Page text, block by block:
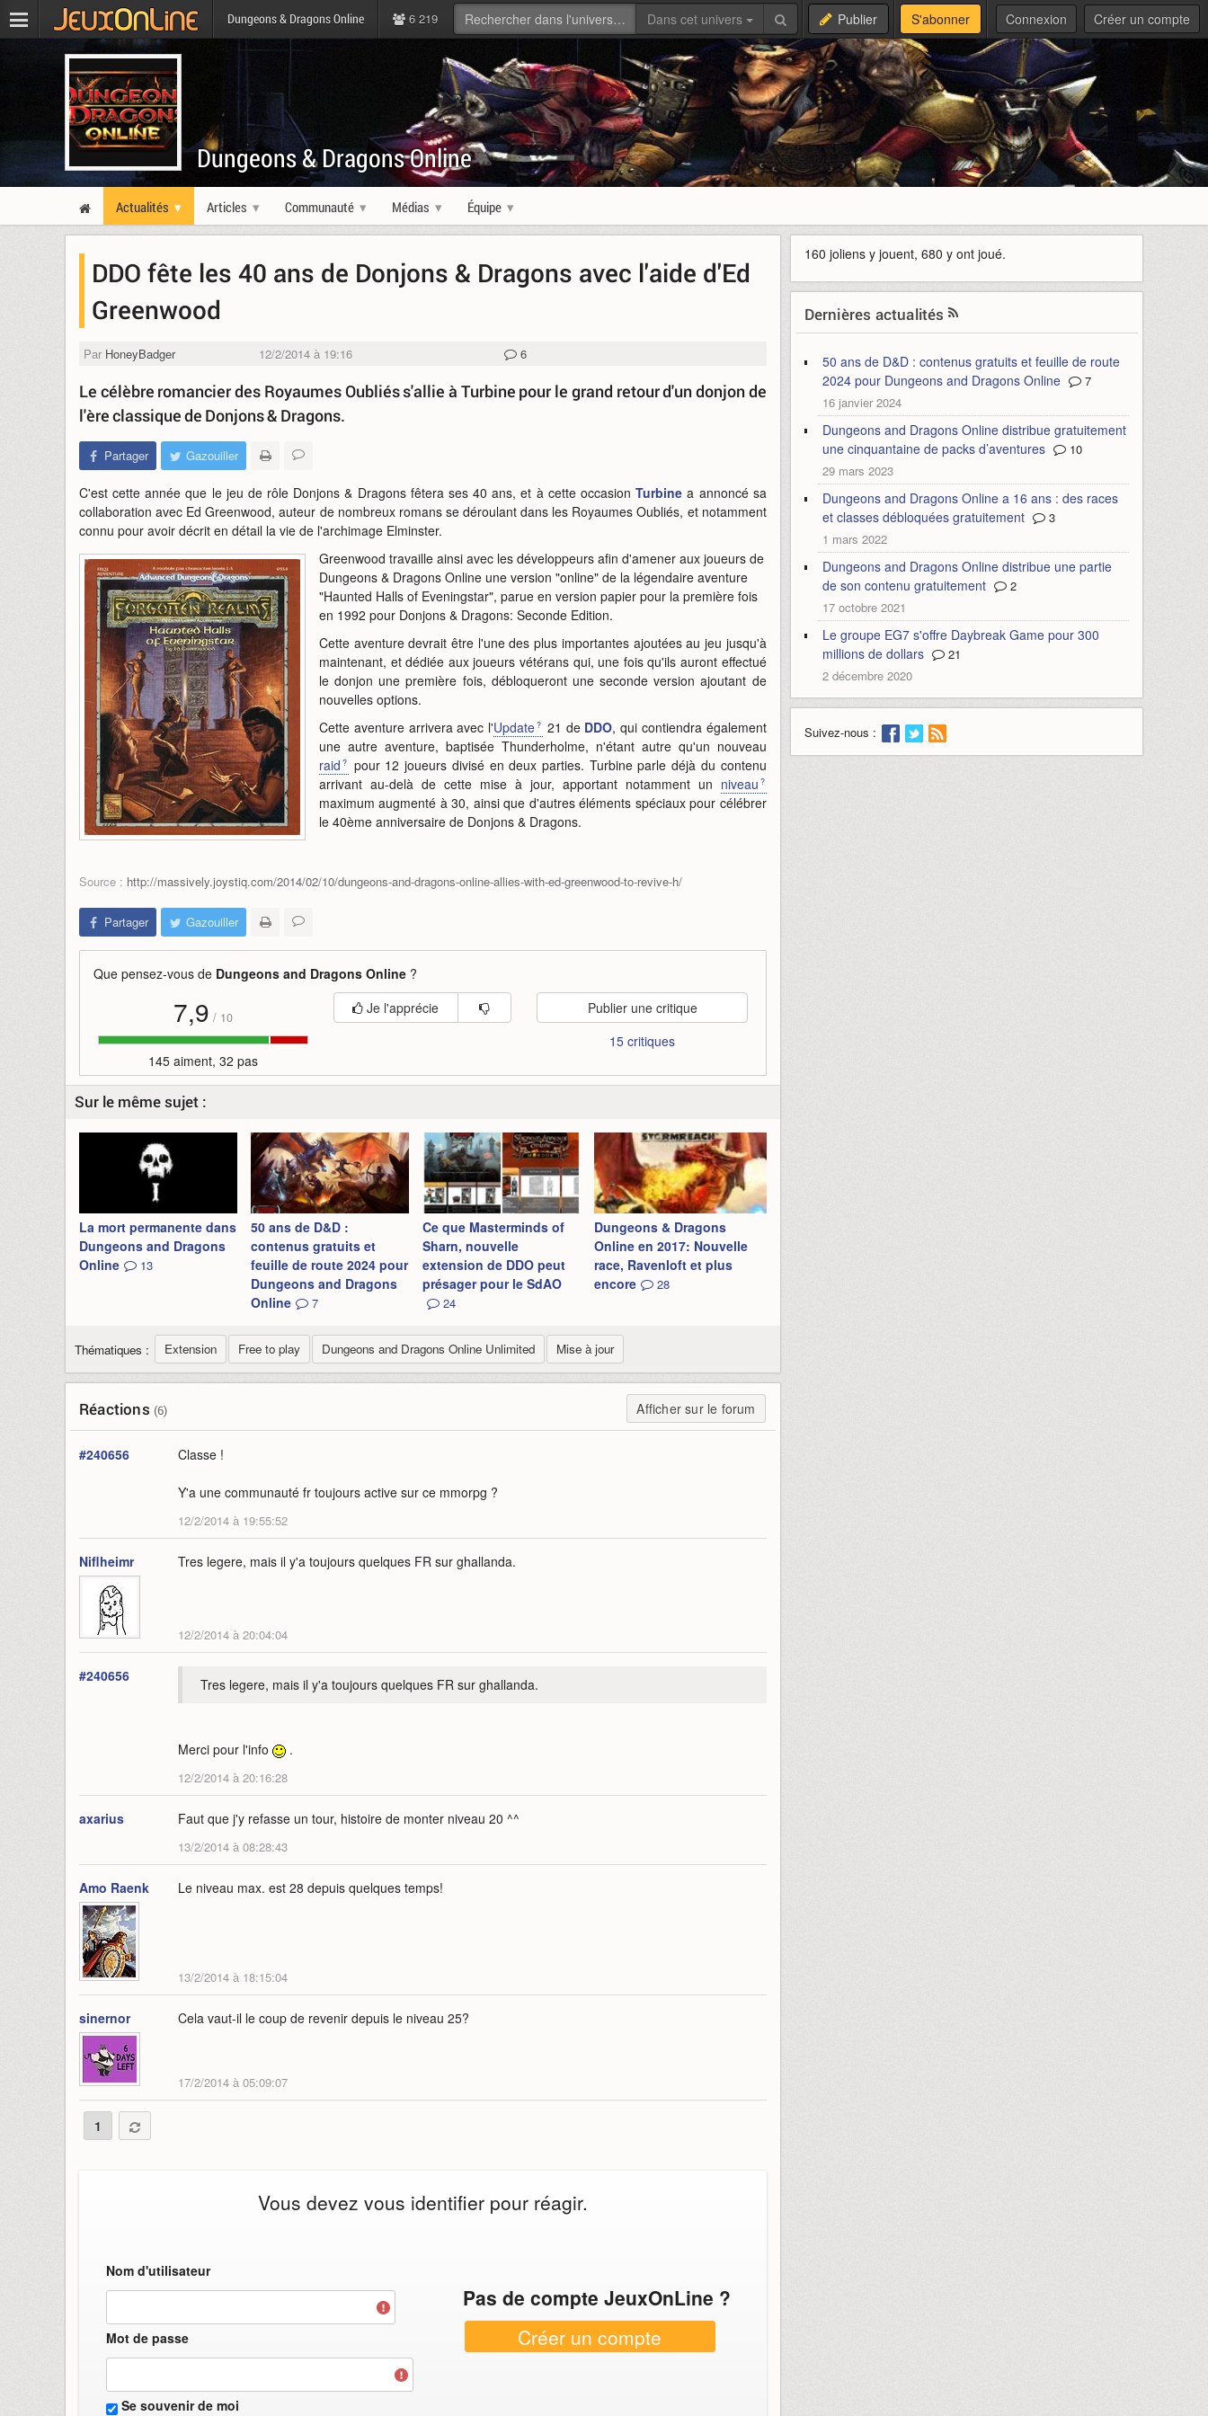
Dungeons & Dragons Online 6 219 Dans cet univers Publier S'abonner Connexion Créer un compte
Dungeons & Dragons Online
Actualités Articles Communauté Médias Équipe
DDO fête les 40 ans de Donjons & Dragons avec l'aide d'Ed
Greenwood
Par HoneyBadger 12/2/2014 à 19:16 6
Le célèbre romancier des Royaumes Oubliés s'allie à Turbine pour le grand retour d'un donjon de
l'ère classique de Donjons & Dragons.
Partager Gazouiller
C'est cette année que le jeu de rôle Donjons & Dragons fêtera ses 40 ans, et à cette occasionTurbine a annoncé sa
collaboration avec Ed Greenwood, auteur de nombreux romans se déroulant dans les Royaumes Oubliés, et notamment
connu pour avoir décrit en détail la vie de l'archimage Elminster.
Greenwood travaille ainsi avec les développeurs afin d'amener aux joueurs de
Dungeons & Dragons Online une version "online" de la légendaire aventure
"Haunted Halls of Eveningstar", parue en version papier pour la première fois
en 1992 pour Donjons & Dragons: Seconde Edition.
Cette aventure devrait être l'une des plus importantes ajoutées au jeu jusqu'à
maintenant, et dédiée aux joueurs vétérans qui, une fois qu'ils auront effectué
le donjon une première fois, débloqueront une seconde version ajoutant de
nouvelles options.
Cette aventure arrivera avec l'Update 21 de DDO, qui contiendra également
une autre aventure, baptisée Thunderholme, n'étant autre qu'un nouveau
raid
pour 12 joueurs divisé en deux parties. Turbine parle déjà du contenu
arrivant au-delà de cette mise à jour, apportant notamment un niveau
maximum augmenté à 30, ainsi que d'autres éléments spéciaux pour célébrer
le 40ème anniversaire de Donjons & Dragons.
Source : http://massively.joystiq.com/2014/02/10/dungeons-and-dragons-online-allies-with-ed-greenwood-to-revive-h/
Partager Gazouiller
Que pensez-vous de Dungeons and Dragons Online ?
7,9 / 10
145 aiment, 32 pas
Je l'apprécie
Publier une critique
15 critiques
Sur le même sujet :
La mort permanente dans
Dungeons and Dragons
Online
13
50 ans de D&D :
contenus gratuits et
feuille de route 2024 pour
Dungeons and Dragons
Online
7
Ce que Masterminds of
Sharn, nouvelle
extension de DDO peut
présager pour le SdAO
24
Dungeons & Dragons
Online en 2017: Nouvelle
race, Ravenloft et plus
encore
28
Thématiques : Extension Free to play Dungeons and Dragons Online Unlimited Mise à jour
Réactions (6) Afficher sur le forum
#240656 Classe !
Y'a une communauté fr toujours active sur ce mmorpg ?
12/2/2014 à 19:55:52
Niflheimr Tres legere, mais il y'a toujours quelques FR sur ghallanda.
12/2/2014 à 20:04:04
#240656 Tres legere, mais il y'a toujours quelques FR sur ghallanda.
Merci pour l'info .
12/2/2014 à 20:16:28
axarius Faut que j'y refasse un tour, histoire de monter niveau 20 ^^
13/2/2014 à 08:28:43
Amo Raenk Le niveau max. est 28 depuis quelques temps!
13/2/2014 à 18:15:04
sinernor Cela vaut-il le coup de revenir depuis le niveau 25?
17/2/2014 à 05:09:07
1
Vous devez vous identifier pour réagir.
Nom d'utilisateur
Mot de passe
Se souvenir de moi
Pas de compte JeuxOnLine ?
Créer un compte
160 joliens y jouent, 680 y ont joué.
Dernières actualités
50 ans de D&D : contenus gratuits et feuille de route
2024 pour Dungeons and Dragons Online
7
16 janvier 2024
Dungeons and Dragons Online distribue gratuitement
une cinquantaine de packs d’aventures
10
29 mars 2023
Dungeons and Dragons Online a 16 ans : des races
et classes débloquées gratuitement
3
1 mars 2022
Dungeons and Dragons Online distribue une partie
de son contenu gratuitement
2
17 octobre 2021
Le groupe EG7 s'offre Daybreak Game pour 300
millions de dollars
21
2 décembre 2020
Suivez-nous :